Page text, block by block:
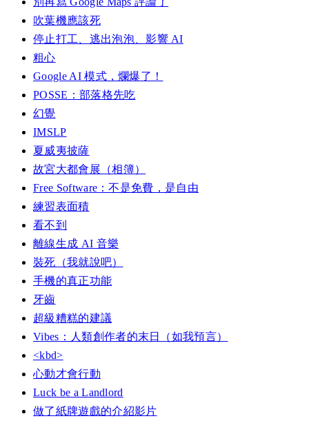
吹葉機應該死
停止打工、逃出泡泡、影響 AI
粗心
Google AI 模式，爛爆了！
POSSE：部落格先吃
幻覺
IMSLP
夏威夷披薩
故宮大都會展（相簿）
Free Software：不是免費，是自由
練習表面積
看不到
離線生成 AI 音樂
裝死（我就說吧）
手機的真正功能
牙齒
超級糟糕的建議
Vibes：人類創作者的末日（如我預言）
<kbd>
心動才會行動
Luck be a Landlord
做了紙牌遊戲的介紹影片